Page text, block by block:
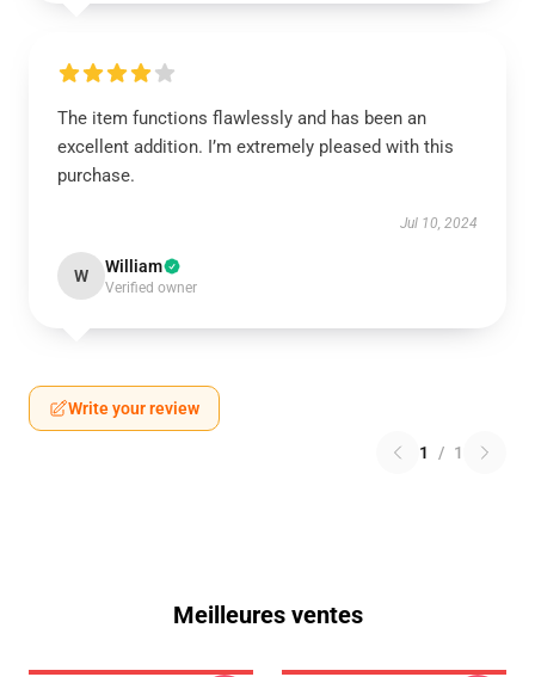
The item functions flawlessly and has been an
excellent addition. I’m extremely pleased with this
purchase.
Jul 10, 2024
W William
Verified owner
Write your review
1 / 1
Meilleures ventes